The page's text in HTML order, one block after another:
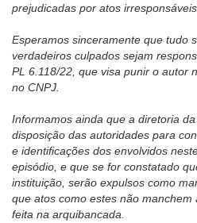
prejudicadas por atos
Esperamos sinceramente que tudo
verdadeiros culpados sejam
PL 6.118/22, que visa punir o autor
no CNPJ.
Informamos ainda que a diretoria
disposição das autoridades para
e identificações dos envolvidos
episódio, e que se for constatado
instituição, serão expulsos como
que atos como estes não
feita na arquibancada.